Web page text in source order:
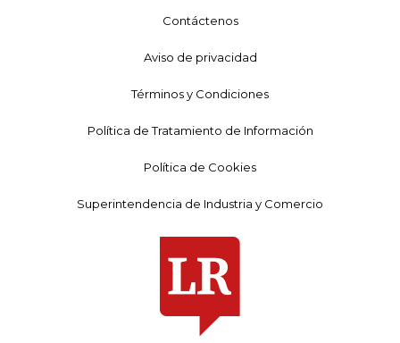
Contáctenos
Aviso de privacidad
Términos y Condiciones
Política de Tratamiento de Información
Política de Cookies
Superintendencia de Industria y Comercio